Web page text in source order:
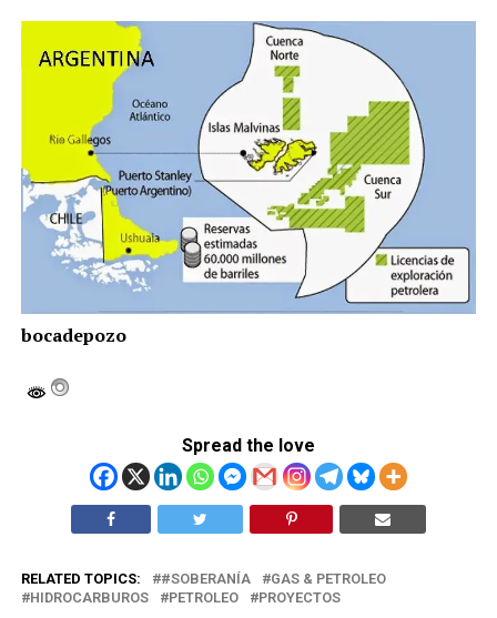
bocadepozo
Spread the love
RELATED TOPICS: #SOBERANÍA
GAS & PETROLEO
HIDROCARBUROS
PETROLEO PROYECTOS